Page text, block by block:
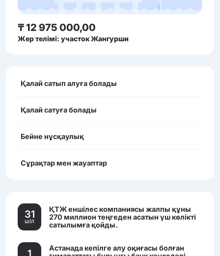
₸ 12 975 000,00
Жер телімі: участок Жангурши
Қалай сатып алуға болады
Қалай сатуға болады
Бейне нұсқаулық
Сұрақтар мен жауаптар
31
шiл
ҚТЖ еншілес компаниясы жалпы құны
270 миллион теңгеден асатын үш көлікті
сатылымға қойды.
1
Астанада кепілге алу оқиғасы болған